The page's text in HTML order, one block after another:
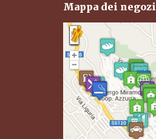
Mappa dei negozi